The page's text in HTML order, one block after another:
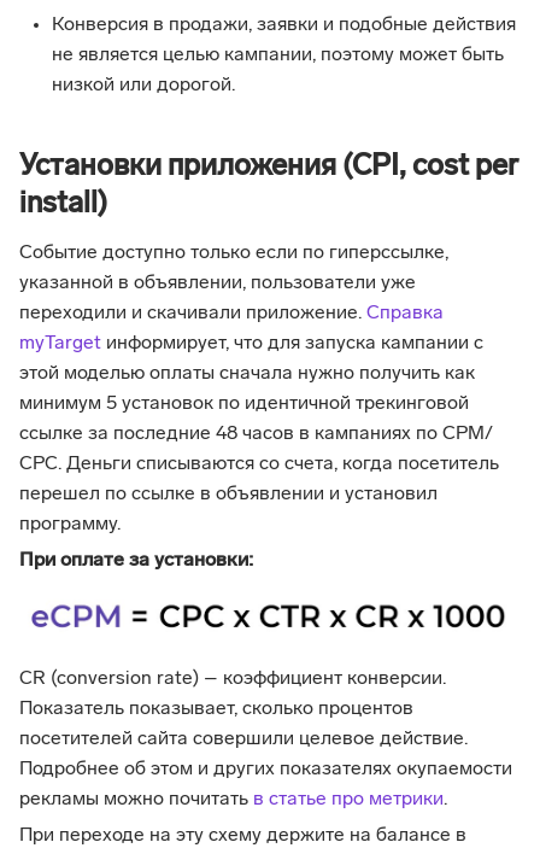
Конверсия в продажи, заявки и подобные действия
не является целью кампании, поэтому может быть
низкой или дорогой.
Установки приложения (CPI, сost per
install)
Событие доступно только если по гиперссылке,
указанной в объявлении, пользователи уже
переходили и скачивали приложение. Справка
myTarget информирует, что для запуска кампании с
этой моделью оплаты сначала нужно получить как
минимум 5 установок по идентичной трекинговой
ссылке за последние 48 часов в кампаниях по СРM/
СРС. Деньги списываются со счета, когда посетитель
перешел по ссылке в объявлении и установил
программу.
При оплате за установки:
CR (conversion rate) – коэффициент конверсии.
Показатель показывает, сколько процентов
посетителей сайта совершили целевое действие.
Подробнее об этом и других показателях окупаемости
рекламы можно почитать в статье про метрики.
При переходе на эту схему держите на балансе в